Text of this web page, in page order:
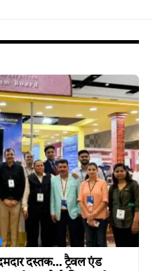
दस्तक… ट्रैवल एंड